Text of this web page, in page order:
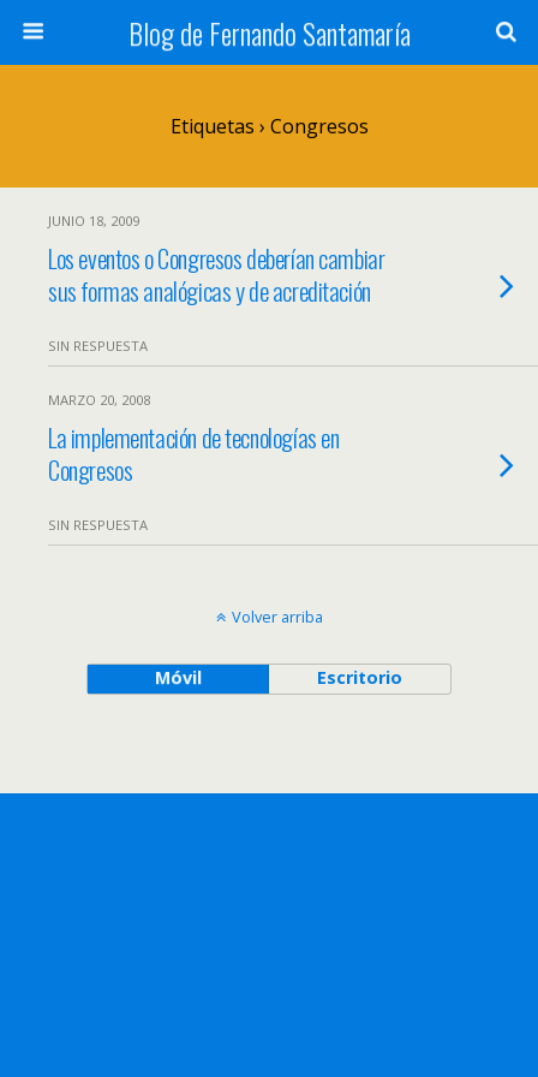
Blog de Fernando Santamaría
Etiquetas › Congresos
JUNIO 18, 2009
Los eventos o Congresos deberían cambiar
sus formas analógicas y de acreditación
SIN RESPUESTA
MARZO 20, 2008
La implementación de tecnologías en
Congresos
SIN RESPUESTA
Volver arriba
Móvil Escritorio